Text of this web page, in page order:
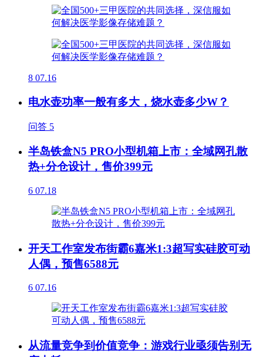
8 07.16
电水壶功率一般有多大，烧水壶多少W？
问答 5
半岛铁盒N5 PRO小型机箱上市：全域网孔散
热+分仓设计，售价399元
6 07.18
开天工作室发布街霸6嘉米1:3超写实硅胶可动
人偶，预售6588元
6 07.16
从流量竞争到价值竞争：游戏行业亟须告别无